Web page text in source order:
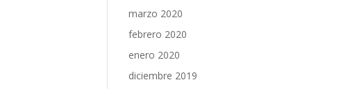
marzo 2020
febrero 2020
enero 2020
diciembre 2019